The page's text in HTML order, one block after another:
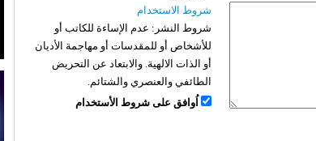
شروط الاستخدام
شروط النشر: عدم الإساءة للكاتب أو
للأشخاص أو للمقدسات أو مهاجمة الأديان
أو الذات الالهية. والابتعاد عن التحريض
الطائفي والعنصري والشتائم.
اُوافق على شروط الأستخدام